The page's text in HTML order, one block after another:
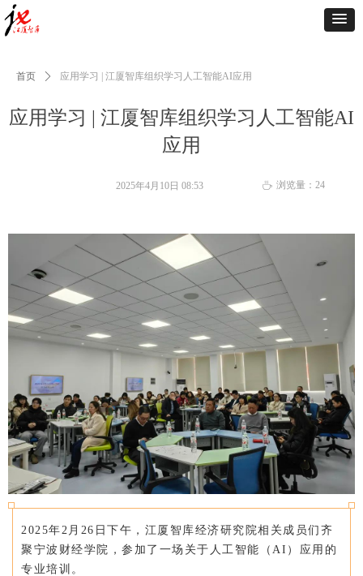
应用学习 | 江厦智库组织学习人工智能AI
应用
首页 ꄲ 应用学习 | 江厦智库组织学习人工智能AI应用
2025年2月26日下午，江厦智库经济研究院相关成员们齐
聚宁波财经学院，参加了一场关于人工智能（AI）应用的
专业培训。
2025年4月10日 08:53 ꄘ 浏览量： 24